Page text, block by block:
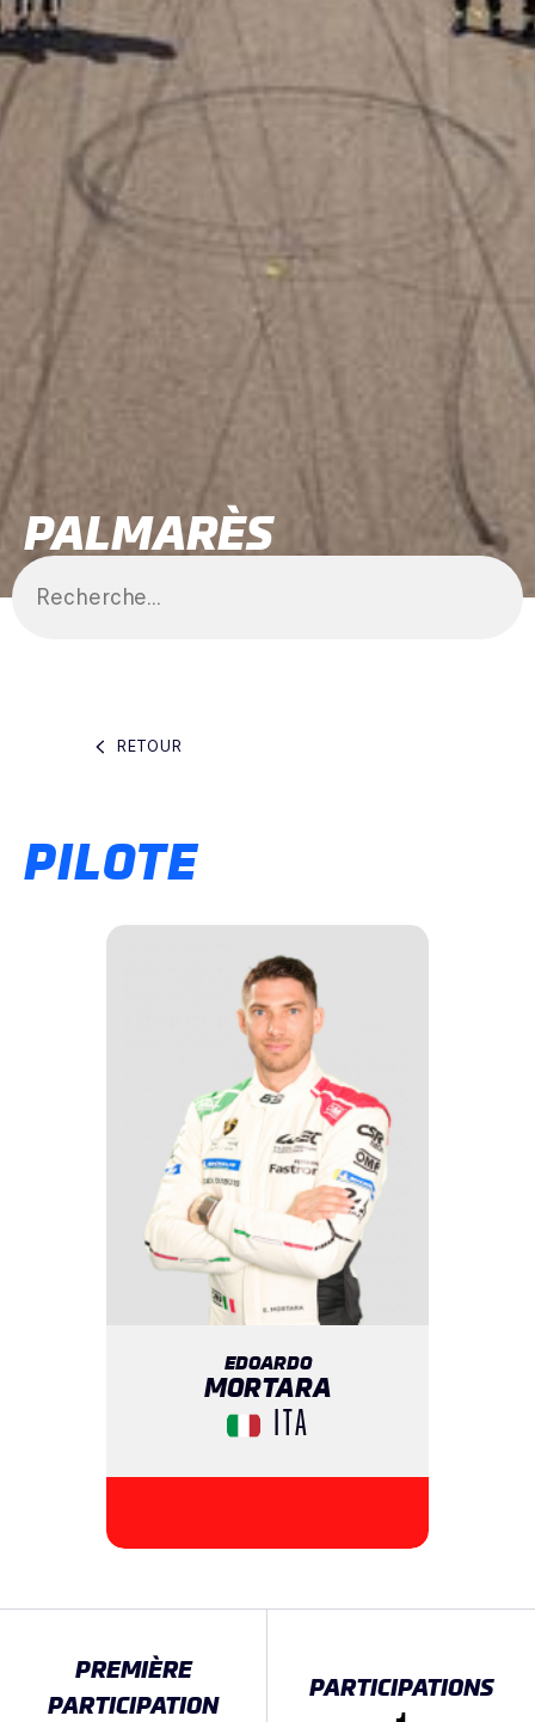
PALMARÈS
RETOUR
PILOTE
EDOARDO
MORTARA
ITA
PREMIÈRE
PARTICIPATION
PARTICIPATIONS